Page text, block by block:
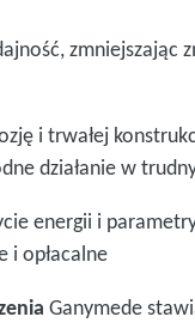
i trwałej
działanie w
energii i
i opłacalne
Ganymede